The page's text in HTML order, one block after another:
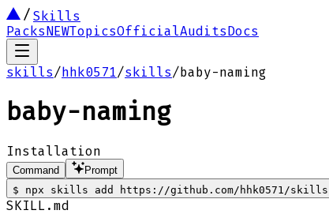
Skills
PacksNEWTopicsOfficialAuditsDocs
skills/hhk0571/skills/baby-naming
baby-naming
Installation
Command
Prompt
$
npx skills add https://github.com/hhk0571/
SKILL.md